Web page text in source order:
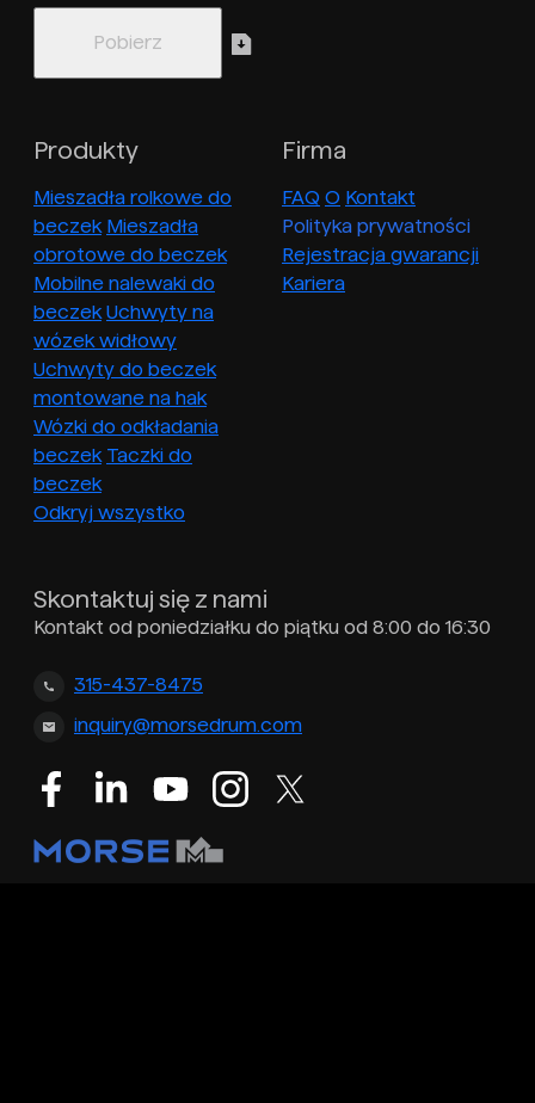
Produkty
Mieszadła rolkowe do
beczek Mieszadła
obrotowe do beczek
Mobilne nalewaki do
beczek Uchwyty na
wózek widłowy
Uchwyty do beczek
montowane na hak
Wózki do odkładania
beczek Taczki do
beczek
Odkryj wszystko
Firma
FAQ O Kontakt
Polityka prywatności
Rejestracja gwarancji
Kariera
Skontaktuj się z nami
Kontakt od poniedziałku do piątku od 8:00 do 16:30
315-437-8475
inquiry@morsedrum.com